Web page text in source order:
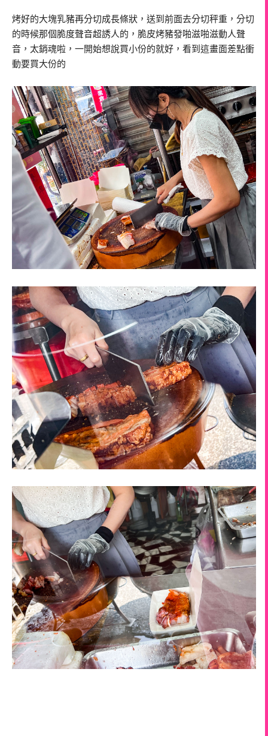
烤好的大塊乳豬再分切成長條狀，送到前面去分切秤重，分切
的時候那個脆度聲音超誘人的，脆皮烤豬發啪滋啪滋動人聲
音，太銷魂啦，一開始想說買小份的就好，看到這畫面差點衝
動要買大份的